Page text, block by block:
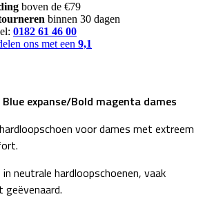
boven de €79
binnen 30 dagen
0182 61 46 00
ons met een 9,1
expanse/Bold magenta dames
voor dames met extreem
neutrale hardloopschoenen, vaak
geëvenaard.